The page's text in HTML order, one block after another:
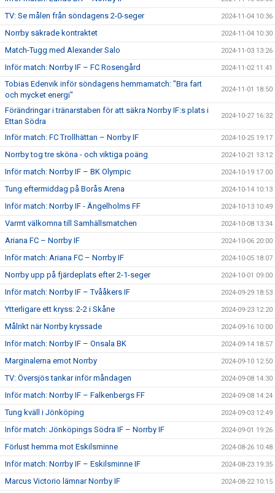
TV: Se målen från söndagens 2-0-seger 2024-11-04 10:36
Norrby säkrade kontraktet 2024-11-04 10:30
Match-Tugg med Alexander Salo 2024-11-03 13:26
Inför match: Norrby IF – FC Rosengård 2024-11-02 11:41
Tobias Edenvik inför söndagens hemmamatch: "Bra fart
och mycket energi"
2024-11-01 18:50
Förändringar i tränarstaben för att säkra Norrby IF:s plats i
Ettan Södra
2024-10-27 16:32
Inför match: FC Trollhättan – Norrby IF 2024-10-25 19:17
Norrby tog tre sköna - och viktiga poäng 2024-10-21 13:12
Inför match: Norrby IF – BK Olympic 2024-10-19 17:00
Tung eftermiddag på Borås Arena 2024-10-14 10:13
Inför match: Norrby IF - Ängelholms FF 2024-10-13 10:49
Varmt välkomna till Samhällsmatchen 2024-10-08 13:34
Ariana FC – Norrby IF 2024-10-06 20:00
Inför match: Ariana FC – Norrby IF 2024-10-05 18:07
Norrby upp på fjärdeplats efter 2-1-seger 2024-10-01 09:00
Inför match: Norrby IF – Tvååkers IF 2024-09-29 18:53
Ytterligare ett kryss: 2-2 i Skåne 2024-09-23 12:20
Målrikt när Norrby kryssade 2024-09-16 10:00
Inför match: Norrby IF – Onsala BK 2024-09-14 18:57
Marginalerna emot Norrby 2024-09-10 12:50
TV: Översjös tankar inför måndagen 2024-09-08 14:30
Inför match: Norrby IF – Falkenbergs FF 2024-09-08 14:24
Tung kväll i Jönköping 2024-09-03 12:49
Inför match: Jönköpings Södra IF – Norrby IF 2024-09-01 19:26
Förlust hemma mot Eskilsminne 2024-08-26 10:48
Inför match: Norrby IF – Eskilsminne IF 2024-08-23 19:35
Marcus Victorio lämnar Norrby IF 2024-08-22 10:15